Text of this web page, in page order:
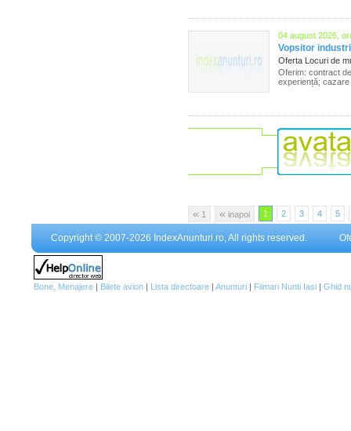
04 august 2026,
Vopsitor
Oferta Locuri de
Oferim: contract
experiență; cazare
« 1 « inapoi 1 2 3 4 5
Copyright © 2007-2026 IndexAnunturi.ro, All rights reserved.
Bone, Menajere | Bilete avion | Lista directoare | Anunturi | Filmari Nunti Iasi | Ghid